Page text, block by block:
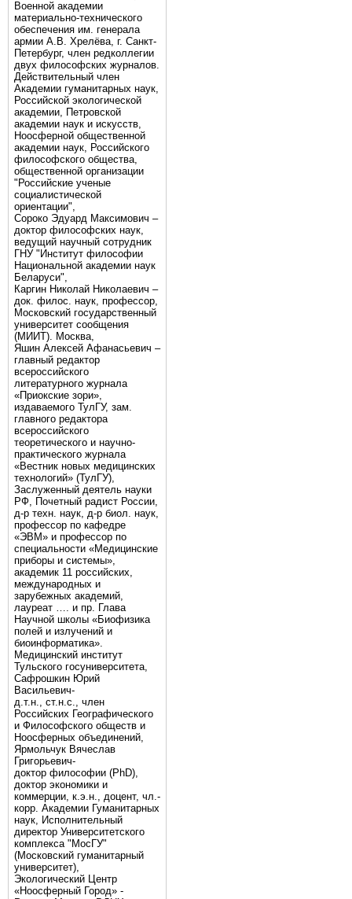
Военной академии
материально-технического
обеспечения им. генерала
армии А.В. Хрелёва, г. Санкт-
Петербург, член редколлегии
двух философских журналов.
Действительный член
Академии гуманитарных наук,
Российской экологической
академии, Петровской
академии наук и искусств,
Ноосферной общественной
академии наук, Российского
философского общества,
общественной организации
"Российские ученые
социалистической
ориентации",
Сороко Эдуард Максимович –
доктор философских наук,
ведущий научный сотрудник
ГНУ "Институт философии
Национальной академии наук
Беларуси",
Каргин Николай Николаевич –
док. филос. наук, профессор,
Московский государственный
университет сообщения
(МИИТ). Москва,
Яшин Алексей Афанасьевич –
главный редактор
всероссийского
литературного журнала
«Приокские зори»,
издаваемого ТулГУ, зам.
главного редактора
всероссийского
теоретического и научно-
практического журнала
«Вестник новых медицинских
технологий» (ТулГУ),
Заслуженный деятель науки
РФ, Почетный радист России,
д-р техн. наук, д-р биол. наук,
профессор по кафедре
«ЭВМ» и профессор по
специальности «Медицинские
приборы и системы»,
академик 11 российских,
международных и
зарубежных академий,
лауреат …. и пр. Глава
Научной школы «Биофизика
полей и излучений и
биоинформатика».
Медицинский институт
Тульского госуниверситета,
Сафрошкин Юрий
Васильевич-
д.т.н., ст.н.с., член
Российских Географического
и Философского обществ и
Ноосферных объединений,
Ярмольчук Вячеслав
Григорьевич-
доктор философии (PhD),
доктор экономики и
коммерции, к.э.н., доцент, чл.-
корр. Академии Гуманитарных
наук, Исполнительный
директор Университетского
комплекса "МосГУ"
(Московский гуманитарный
университет),
Экологический Центр
«Ноосферный Город» -